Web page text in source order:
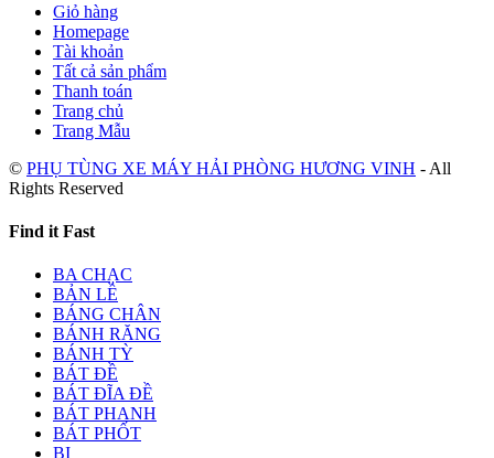
Giỏ hàng
Homepage
Tài khoản
Tất cả sản phẩm
Thanh toán
Trang chủ
Trang Mẫu
© PHỤ TÙNG XE MÁY HẢI PHÒNG HƯƠNG VINH - All
Rights Reserved
Find it Fast
BA CHẠC
BẢN LỀ
BÁNG CHÂN
BÁNH RĂNG
BÁNH TỲ
BÁT ĐỀ
BÁT ĐĨA ĐỀ
BÁT PHANH
BÁT PHỐT
BI